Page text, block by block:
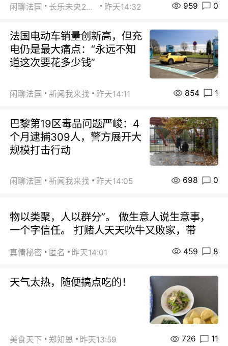
闲聊法国 长乐未央2015 昨天14:32 959 0
法国电动车销量创新高，但充
电仍是最大痛点：“永远不知
道这次要花多少钱”
闲聊法国 新闻我来找 昨天14:11 854 1
巴黎第19区毒品问题严峻：4
个月逮捕309人，警方展开大
规模打击行动
闲聊法国 新闻我来找 昨天14:05 698 0
物以类聚，人以群分”。 做生意人说生意事，
一个字信任。 打赌人天天吹牛又败家，带
真情秘密 匿名 昨天14:01 459 8
天气太热，随便搞点吃的！
美食天下 郑知恩 昨天13:59 726 11